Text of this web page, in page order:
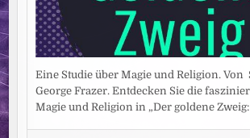
Eine Studie über Magie und Religion. Von
George Frazer. Entdecken Sie die
Magie und Religion in „Der goldene